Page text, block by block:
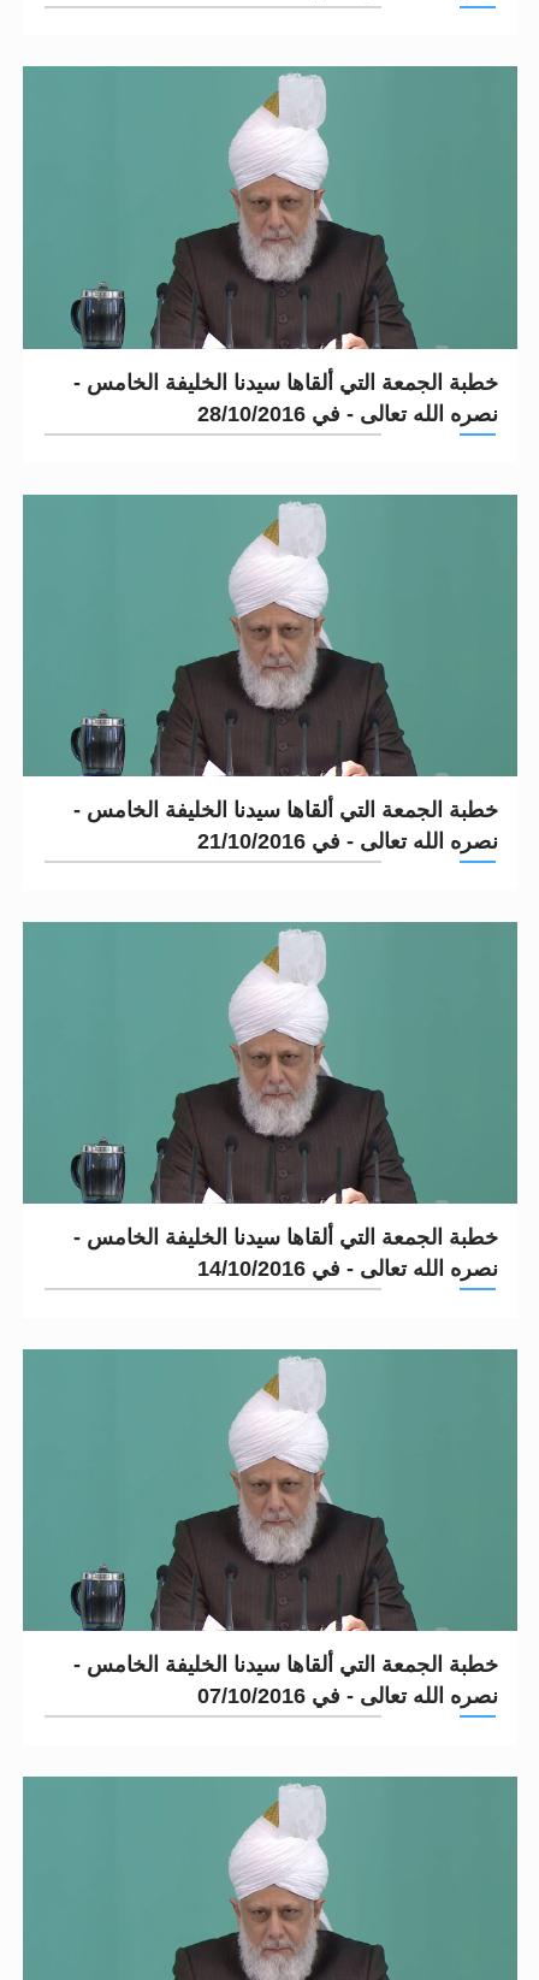
خطبة الجمعة التي ألقاها سيدنا الخليفة الخامس -
نصره الله تعالى - في 28/10/2016
خطبة الجمعة التي ألقاها سيدنا الخليفة الخامس -
نصره الله تعالى - في 21/10/2016
خطبة الجمعة التي ألقاها سيدنا الخليفة الخامس -
نصره الله تعالى - في 14/10/2016
خطبة الجمعة التي ألقاها سيدنا الخليفة الخامس -
نصره الله تعالى - في 07/10/2016